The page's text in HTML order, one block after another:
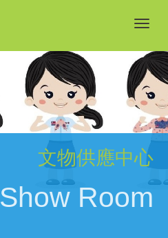
文物供應中心
Show Room